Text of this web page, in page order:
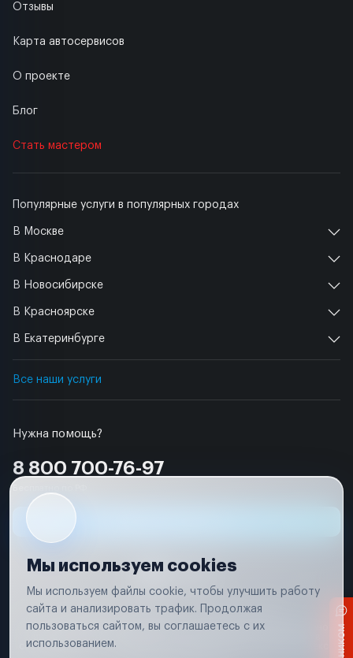
Нужна помощь?
8 800 700-76-97
Популярные услуги в популярных городах
В Москве
В Краснодаре
В Новосибирске
В Красноярске
В Екатеринбурге
Все наши услуги
Отзывы
Карта автосервисов
О проекте
Блог
Стать мастером
Условия использования
Удаление аккаунта
Вся информация, представленная на сайте, носит исключительно
соответствии с положениями статьи 437 (п. 2) Гражданского кодекса
Мы используем cookies
Мы используем файлы cookie, чтобы улучшить работу
сайта и анализировать трафик. Продолжая
пользоваться сайтом, вы соглашаетесь с их
использованием.